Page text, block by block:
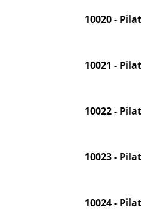
10020 -
10021 -
10022 -
10023 -
10024 -